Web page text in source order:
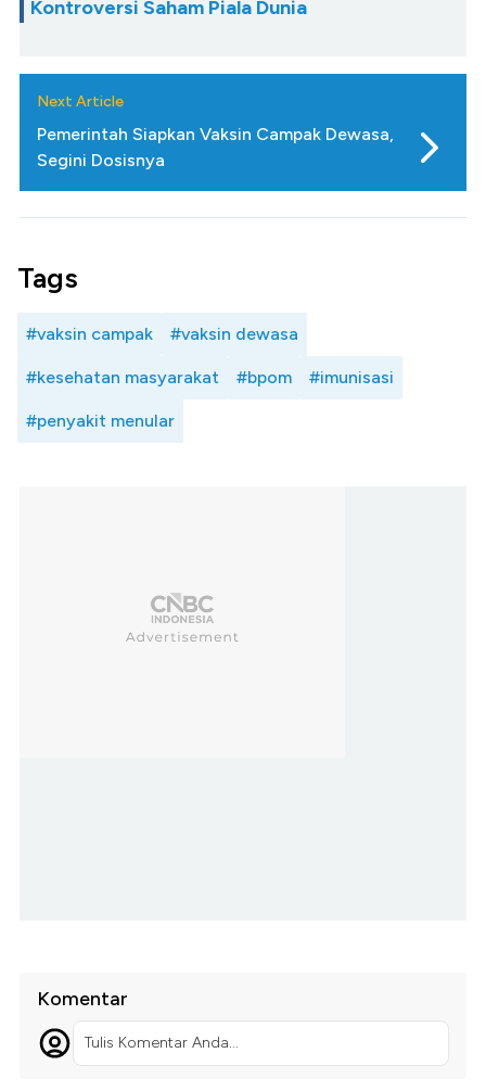
Kontroversi Saham Piala Dunia
Next Article
Pemerintah Siapkan Vaksin Campak Dewasa,
Segini Dosisnya
Tags
#vaksin campak #vaksin dewasa
#kesehatan masyarakat #bpom #imunisasi
#penyakit menular
Komentar
Tulis Komentar Anda...